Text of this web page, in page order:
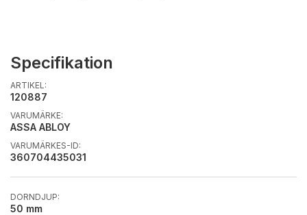
Specifikation
ARTIKEL:
120887
VARUMÄRKE:
ASSA ABLOY
VARUMÄRKES-ID:
360704435031
DORNDJUP:
50 mm